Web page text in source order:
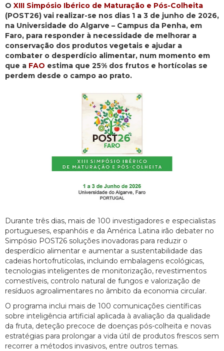
O XIII Simpósio Ibérico de Maturação e Pós-Colheita
(POST26) vai realizar-se nos dias 1 a 3 de junho de 2026,
na Universidade do Algarve – Campus da Penha, em
Faro, para responder à necessidade de melhorar a
conservação dos produtos vegetais e ajudar a
combater o desperdício alimentar, num momento em
que a FAO estima que 25% dos frutos e hortícolas se
perdem desde o campo ao prato.
Durante três dias, mais de 100 investigadores e especialistas
portugueses, espanhóis e da América Latina irão debater no
Simpósio POST26 soluções inovadoras para reduzir o
desperdício alimentar e aumentar a sustentabilidade das
cadeias hortofrutícolas, incluindo embalagens ecológicas,
tecnologias inteligentes de monitorização, revestimentos
comestíveis, controlo natural de fungos e valorização de
resíduos agroalimentares no âmbito da economia circular.
O programa inclui mais de 100 comunicações científicas
sobre inteligência artificial aplicada à avaliação da qualidade
da fruta, deteção precoce de doenças pós-colheita e novas
estratégias para prolongar a vida útil de produtos frescos sem
recorrer a métodos invasivos, entre outros temas.